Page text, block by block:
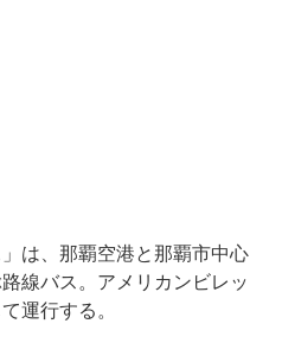
は、那覇空港と那覇市中心
線バス。アメリカンビレッ
運行する。